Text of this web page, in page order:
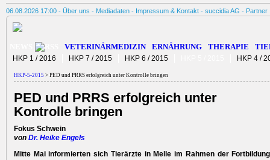
06.08.2026 17:00 - Über uns - Mediadaten - Impressum & Kontakt - succidia AG - Partner
VETERINÄRMEDIZIN ERNÄHRUNG THERAPIE
HKP 1 / 2016 HKP 7 / 2015 HKP 6 / 2015 HKP 4 /
HKP-5-2015 > PED und PRRS erfolgreich unter Kontrolle bringen
PED und PRRS erfolgreich unter
Kontrolle bringen
Fokus Schwein
von Dr. Heike Engels
Mitte Mai informierten sich Tierärzte in Melle im Rahmen der